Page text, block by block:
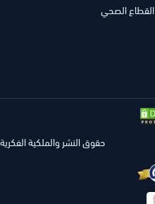
القطاع الصحي
حقوق النشر والملكية الفكرية